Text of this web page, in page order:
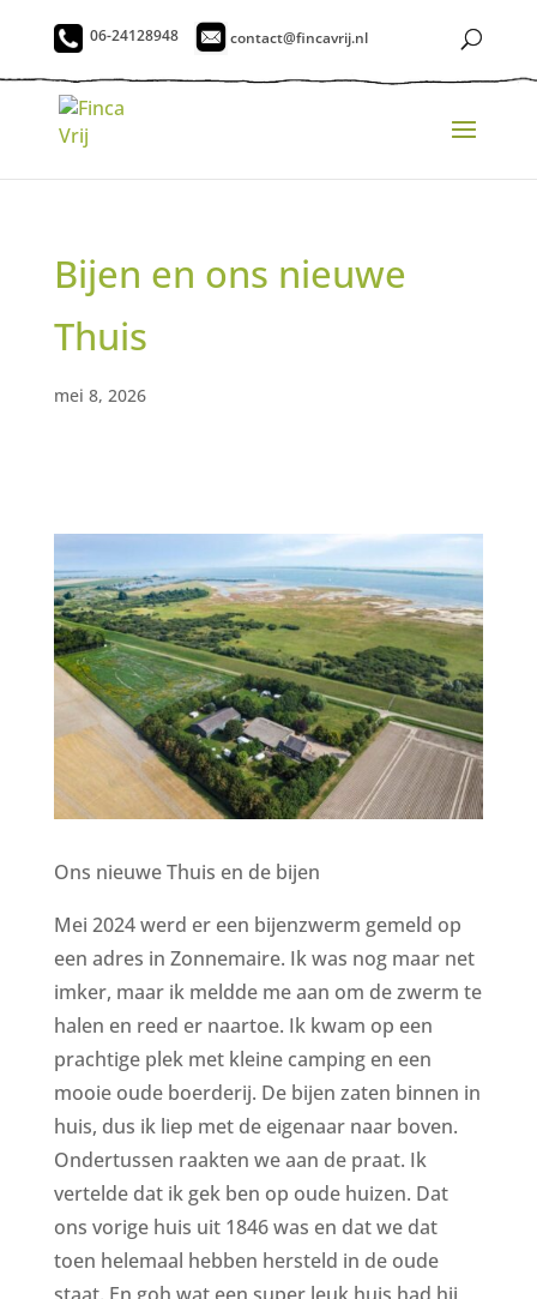
06-24128948 contact@fincavrij.nl
Bijen en ons nieuwe
Thuis
mei 8, 2026
Ons nieuwe Thuis en de bijen
Mei 2024 werd er een bijenzwerm gemeld op
een adres in Zonnemaire. Ik was nog maar net
imker, maar ik meldde me aan om de zwerm te
halen en reed er naartoe. Ik kwam op een
prachtige plek met kleine camping en een
mooie oude boerderij. De bijen zaten binnen in
huis, dus ik liep met de eigenaar naar boven.
Ondertussen raakten we aan de praat. Ik
vertelde dat ik gek ben op oude huizen. Dat
ons vorige huis uit 1846 was en dat we dat
toen helemaal hebben hersteld in de oude